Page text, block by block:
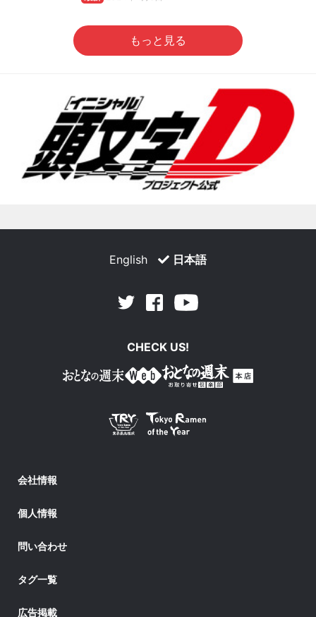
もっと見る
English 日本語
Twitter Facebook
CHECK US!
会社情報
個人情報
問い合わせ
タグ一覧
広告掲載